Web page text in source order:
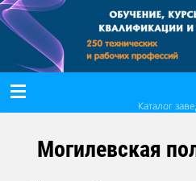
Каталог
Могилевская